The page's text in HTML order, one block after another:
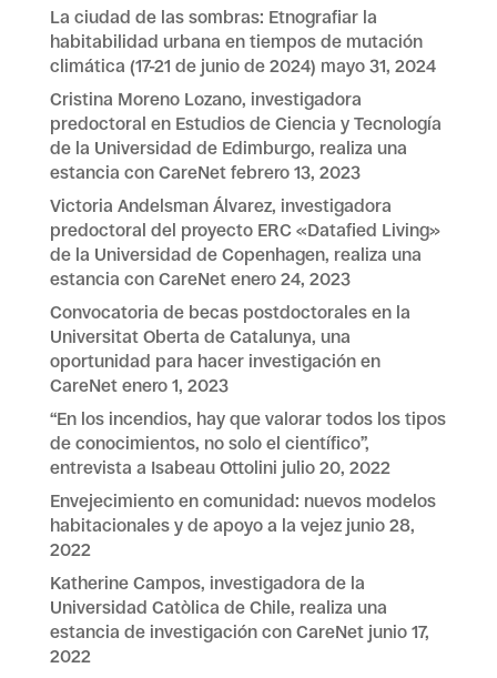
La ciudad de las sombras: Etnografiar la
habitabilidad urbana en tiempos de mutación
climática (17-21 de junio de 2024) mayo 31, 2024
Cristina Moreno Lozano, investigadora
predoctoral en Estudios de Ciencia y Tecnología
de la Universidad de Edimburgo, realiza una
estancia con CareNet febrero 13, 2023
Victoria Andelsman Álvarez, investigadora
predoctoral del proyecto ERC «Datafied Living»
de la Universidad de Copenhagen, realiza una
estancia con CareNet enero 24, 2023
Convocatoria de becas postdoctorales en la
Universitat Oberta de Catalunya, una
oportunidad para hacer investigación en
CareNet enero 1, 2023
“En los incendios, hay que valorar todos los tipos
de conocimientos, no solo el científico”,
entrevista a Isabeau Ottolini julio 20, 2022
Envejecimiento en comunidad: nuevos modelos
habitacionales y de apoyo a la vejez junio 28,
2022
Katherine Campos, investigadora de la
Universidad Catòlica de Chile, realiza una
estancia de investigación con CareNet junio 17,
2022